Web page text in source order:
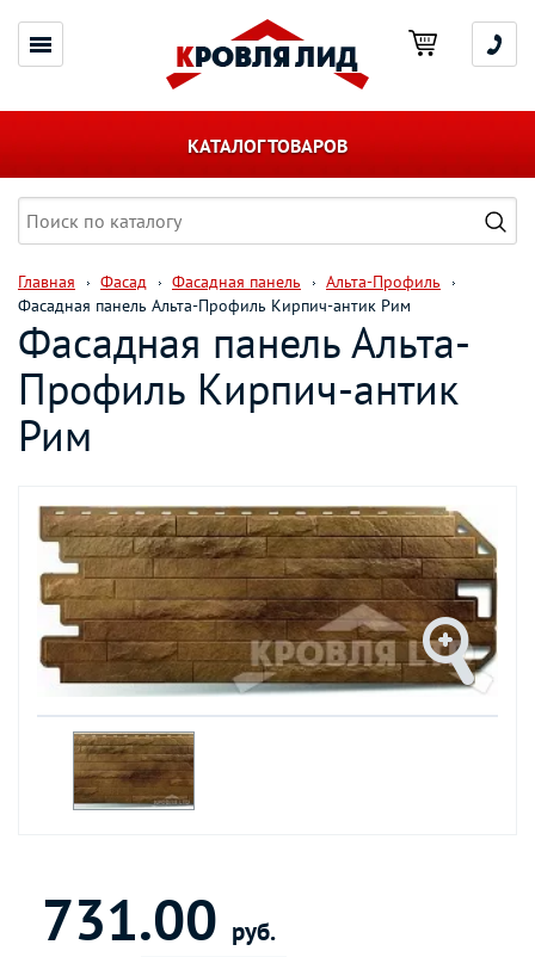
КАТАЛОГ ТОВАРОВ
Главная Фасад Фасадная панель
Альта-Профиль
Фасадная панель Альта-Профиль Кирпич-антик Рим
Фасадная панель Альта-
Профиль Кирпич-антик
Рим
731.00 руб.